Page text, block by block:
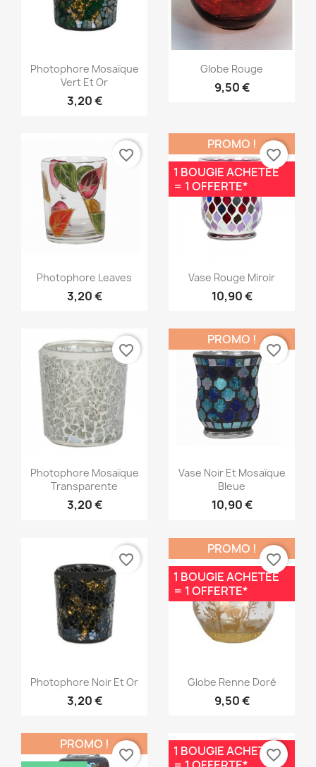
Aperçu rapide
Photophore Mosaïque
Vert Et Or
3,20 €
Aperçu rapide
Globe Rouge
9,50 €
Aperçu rapide
Photophore Leaves
3,20 €
favorite_border
Aperçu rapide
Vase Rouge Miroir
10,90 €
PROMO !
1 BOUGIE ACHETÉE
= 1 OFFERTE*
favorite_border
Aperçu rapide
Photophore Mosaïque
Transparente
3,20 €
favorite_border
Aperçu rapide
Vase Noir Et Mosaïque
Bleue
10,90 €
PROMO !
favorite_border
Aperçu rapide
Photophore Noir Et Or
3,20 €
favorite_border
Aperçu rapide
Globe Renne Doré
9,50 €
PROMO !
1 BOUGIE ACHETÉE
= 1 OFFERTE*
favorite_border
PROMO !
favorite_border
1 BOUGIE ACHETÉE
favorite_border